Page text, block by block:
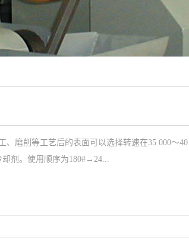
、磨削等工艺后的表面可以选择转速在35 000～
剂。使用顺序为180#→24...